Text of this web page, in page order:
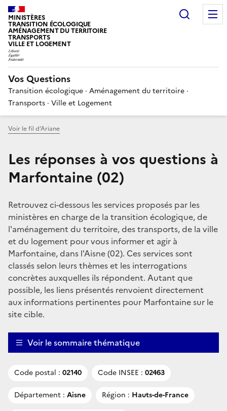
MINISTÈRES
TRANSITION ÉCOLOGIQUE
AMÉNAGEMENT DU TERRITOIRE
TRANSPORTS
VILLE ET LOGEMENT
Vos Questions
Transition écologique · Aménagement du territoire ·
Transports · Ville et Logement
Voir le fil d’Ariane
Les réponses à vos questions à
Marfontaine (02)
Retrouvez ci-dessous les services proposés par les
ministères en charge de la transition écologique, de
l'aménagement du territoire, des transports, de la ville
et du logement pour vous informer et agir à
Marfontaine, dans l'Aisne (02). Ces services sont
classés selon leurs thèmes et les interrogations
concrètes auxquelles ils répondent. Autant que
possible, les liens présentés renvoient directement
aux informations pertinentes pour Marfontaine sur le
site cible.
Voir le sommaire thématique
Code postal : 02140 Code INSEE : 02463
Département : Aisne Région : Hauts-de-France